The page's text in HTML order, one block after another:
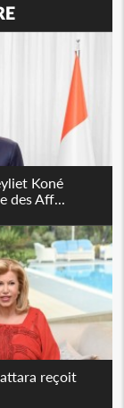
Koné
des Aff...
reçoit